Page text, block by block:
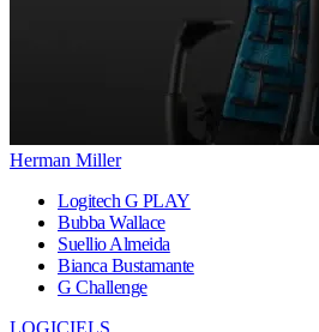
Herman Miller
Logitech G PLAY
Bubba Wallace
Suellio Almeida
Bianca Bustamante
G Challenge
LOGICIELS